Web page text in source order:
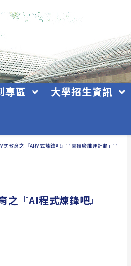
專區 大學招生資訊
教育之『AI程式煉鋒吧』平臺推廣維運計畫」平臺活動
之『AI程式煉鋒吧』